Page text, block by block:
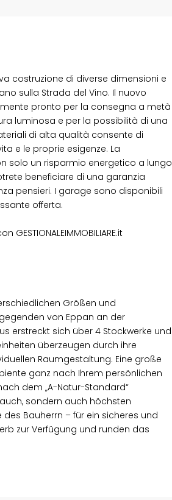
costruzione di diverse dimensioni e
sulla Strada del Vino. Il nuovo
pronto per la consegna a metà
luminosa e per la possibilità di una
di alta qualità consente di
e le proprie esigenze. La
solo un risparmio energetico a lungo
beneficiare di una garanzia
pensieri. I garage sono disponibili
offerta.
Größen und
von Eppan an der
erstreckt sich über 4 Stockwerke und
überzeugen durch ihre
Raumgestaltung. Eine große
ganz nach Ihrem persönlichen
dem „A-Natur-Standard“
sondern auch höchsten
Bauherrn – für ein sicheres und
zur Verfügung und runden das